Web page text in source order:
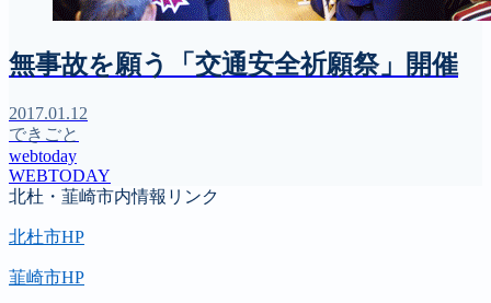
無事故を願う「交通安全祈願祭」開催
2017.01.12
できごと
webtoday
WEBTODAY
北杜・韮崎市内情報リンク
北杜市HP
韮崎市HP